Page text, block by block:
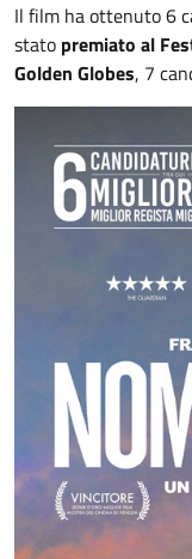
Il film ha ottenuto 6
stato premiato al
Golden Globes, 7